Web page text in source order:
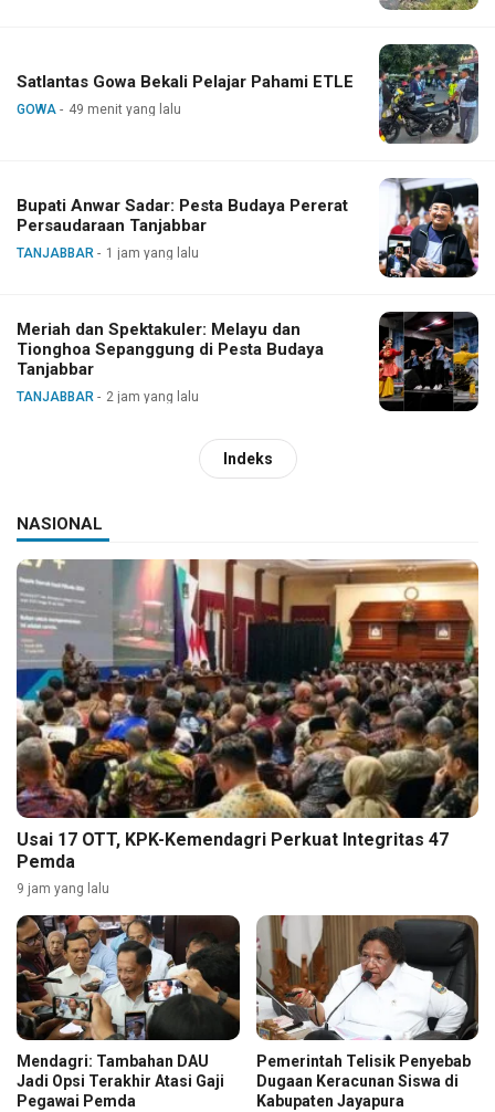
Satlantas Gowa Bekali Pelajar Pahami ETLE
GOWA 49 menit yang lalu
Bupati Anwar Sadar: Pesta Budaya Pererat
Persaudaraan Tanjabbar
TANJABBAR 1 jam yang lalu
Meriah dan Spektakuler: Melayu dan
Tionghoa Sepanggung di Pesta Budaya
Tanjabbar
TANJABBAR 2 jam yang lalu
Indeks
NASIONAL
Usai 17 OTT, KPK-Kemendagri Perkuat Integritas 47
Pemda
9 jam yang lalu
Mendagri: Tambahan DAU
Jadi Opsi Terakhir Atasi Gaji
Pegawai Pemda
Pemerintah Telisik Penyebab
Dugaan Keracunan Siswa di
Kabupaten Jayapura